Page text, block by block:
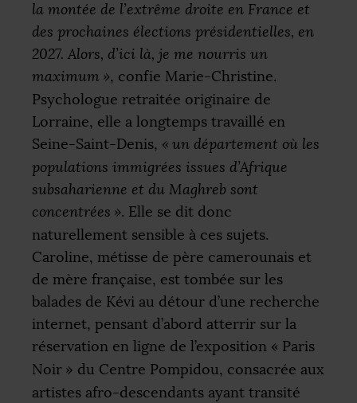
la montée de l’extrême droite en France et
des prochaines élections présidentielles, en
2027. Alors, d’ici là, je me nourris un
maximum », confie Marie-Christine.
Psychologue retraitée originaire de
Lorraine, elle a longtemps travaillé en
Seine-Saint-Denis, « un département où les
populations immigrées issues d’Afrique
subsaharienne et du Maghreb sont
concentrées ». Elle se dit donc
naturellement sensible à ces sujets.
Caroline, métisse de père camerounais et
de mère française, est tombée sur les
balades de Kévi au détour d’une recherche
internet, pensant d’abord atterrir sur la
réservation en ligne de l’exposition « Paris
Noir » du Centre Pompidou, consacrée aux
artistes afro-descendants ayant transité